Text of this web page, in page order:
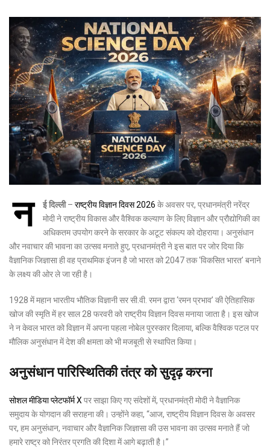
न ई दिल्ली– राष्ट्रीय विज्ञान दिवस 2026 के अवसर पर, प्रधानमंत्री नरेंद्र
मोदी ने राष्ट्रीय विकास और वैश्विक कल्याण के लिए विज्ञान और प्रौद्योगिकी का
अधिकतम उपयोग करने के सरकार के अटूट संकल्प को दोहराया। अनुसंधान
और नवाचार की भावना का उत्सव मनाते हुए, प्रधानमंत्री ने इस बात पर जोर दिया कि
वैज्ञानिक जिज्ञासा ही वह प्राथमिक इंजन है जो भारत को 2047 तक ‘विकसित भारत’ बनाने
के लक्ष्य की ओर ले जा रही है।
1928 में महान भारतीय भौतिक विज्ञानी सर सी.वी. रमन द्वारा ‘रमन प्रभाव’ की ऐतिहासिक
खोज की स्मृति में हर साल 28 फरवरी को राष्ट्रीय विज्ञान दिवस मनाया जाता है। इस खोज
ने न केवल भारत को विज्ञान में अपना पहला नोबेल पुरस्कार दिलाया, बल्कि वैश्विक पटल पर
मौलिक अनुसंधान में देश की क्षमता को भी मजबूती से स्थापित किया।
अनुसंधान पारिस्थितिकी तंत्र को सुदृढ़ करना
सोशल मीडिया प्लेटफॉर्म Xपर साझा किए गए संदेशों में, प्रधानमंत्री मोदी ने वैज्ञानिक
समुदाय के योगदान की सराहना की। उन्होंने कहा, “आज, राष्ट्रीय विज्ञान दिवस के अवसर
पर, हम अनुसंधान, नवाचार और वैज्ञानिक जिज्ञासा की उस भावना का उत्सव मनाते हैं जो
हमारे राष्ट्र को निरंतर प्रगति की दिशा में आगे बढ़ाती है।”